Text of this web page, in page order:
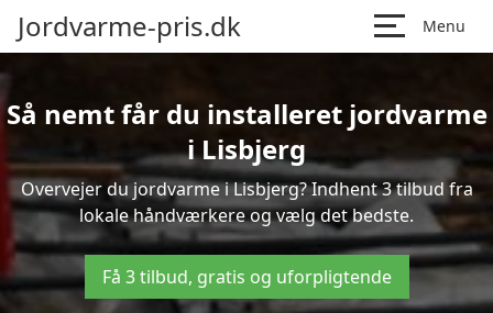
Jordvarme-pris.dk Menu
Så nemt får du installeret jordvarme
i Lisbjerg
Overvejer du jordvarme i Lisbjerg? Indhent 3 tilbud fra
lokale håndværkere og vælg det bedste.
Få 3 tilbud, gratis og uforpligtende